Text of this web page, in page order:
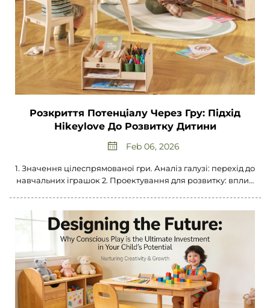
Розкриття Потенціалу Через Гру: Підхід
Hikeylove До Розвитку Дитини
Feb 06, 2026
1. Значення цілеспрямованої гри. Аналіз галузі: перехід до
навчальних іграшок 2. Проектування для розвитку: вплив
Аналіз галузі: попит на екологічно безпечні товари 4.
Естетичний дизайн у поєднанні з функціональністю 5.
Створення спільноти турботливих опікунів